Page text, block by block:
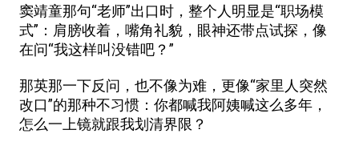
窦靖童那句“老师”出口时，整个人明显是“职场模
式”：肩膀收着，嘴角礼貌，眼神还带点试探，像
在问“我这样叫没错吧？”
那英那一下反问，也不像为难，更像“家里人突然
改口”的那种不习惯：你都喊我阿姨喊这么多年，
怎么一上镜就跟我划清界限？